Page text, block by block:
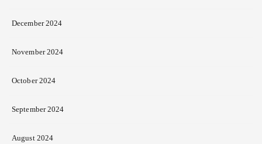
December 2024
November 2024
October 2024
September 2024
August 2024